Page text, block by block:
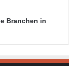
Branchen in